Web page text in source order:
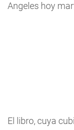
Angeles hoy
El libro, cuya